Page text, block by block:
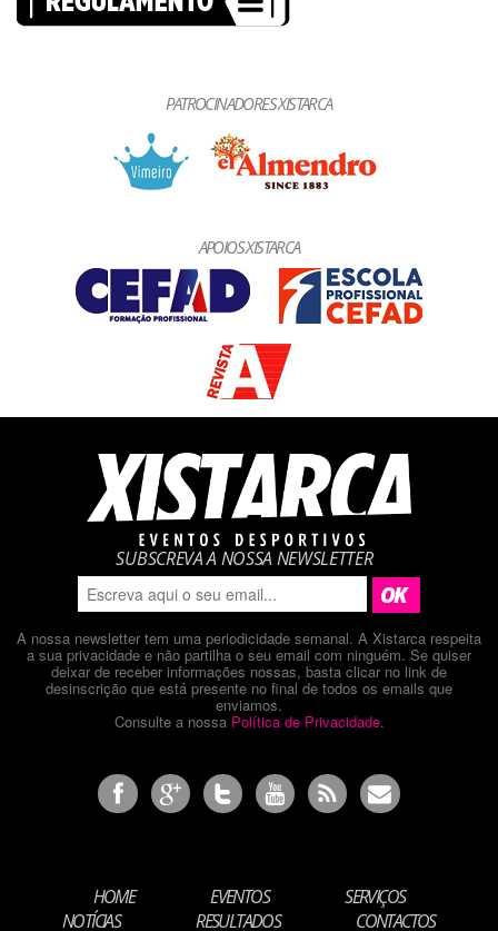
PATROCINADORES XISTARCA
APOIOS XISTARCA
SUBSCREVA A NOSSA NEWSLETTER
A nossa newsletter tem uma periodicidade semanal. A Xistarca respeita
a sua privacidade e não partilha o seu email com ninguém. Se quiser
deixar de receber informações nossas, basta clicar no link de
desinscrição que está presente no final de todos os emails que
enviamos.
Consulte a nossa Política de Privacidade.
HOME EVENTOS
SERVIÇOS
NOTÍCIAS
RESULTADOS CONTACTOS